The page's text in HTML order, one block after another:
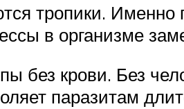
тропики.
в организме
без крови. Без
паразитам